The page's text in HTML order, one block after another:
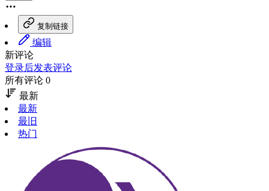
复制链接
编辑
新评论
登录后发表评论
所有评论 0
最新
最新
最旧
热门